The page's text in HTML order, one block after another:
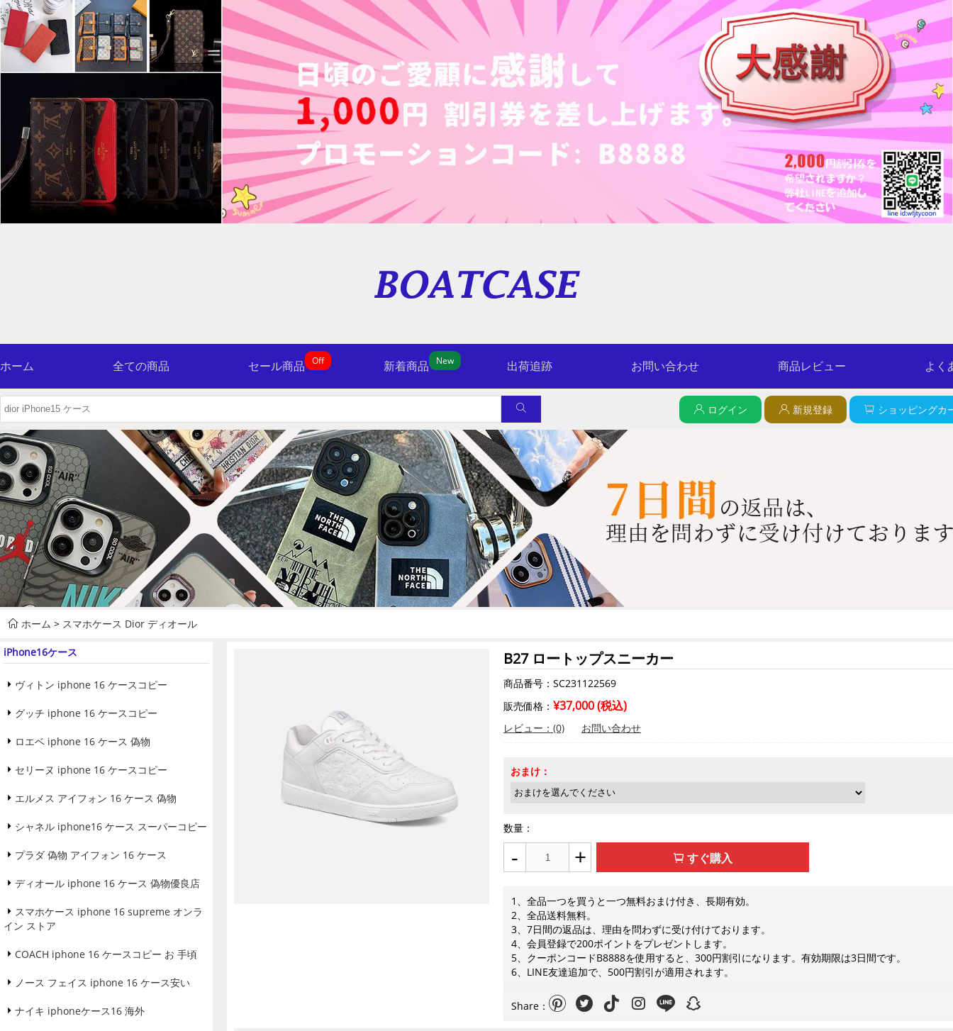
ホーム 全ての商品 セール商品 Off 新着商品 New 出荷追跡 お問い合わせ 商品レビュー よく
ログイン 新規登録 ショッピングカ
ホーム > スマホケース Dior ディオール
iPhone16ケース
ヴィトン iphone 16 ケースコピー
グッチ iphone 16 ケースコピー
ロエベ iphone 16 ケース 偽物
セリーヌ iphone 16 ケースコピー
エルメス アイフォン 16 ケース 偽物
シャネル iphone16 ケース スーパーコピー
プラダ 偽物 アイフォン 16 ケース
ディオール iphone 16 ケース 偽物優良店
スマホケース iphone 16 supreme オンラ
イン ストア
COACH iphone 16 ケースコピー お 手頃
ノース フェイス iphone 16 ケース安い
ナイキ iphoneケース16 海外
B27 ロートップスニーカー
商品番号：SC231122569
販売価格： ¥37,000 (税込)
レビュー：(0) お問い合わせ
おまけ：
数量：
- + すぐ購入
1、全品一つを買うと一つ無料おまけ付き、長期有効。
2、全品送料無料。
3、7日間の返品は、理由を問わずに受け付けております。
4、会員登録で200ポイントをプレゼントします。
5、クーポンコードB8888を使用すると、300円割引になります。有効期限は3日間です。
6、LINE友達追加で、500円割引が適用されます。
Share：